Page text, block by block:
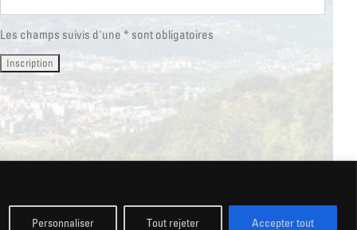
Personnaliser Tout rejeter Accepter tout
Les champs suivis d'une * sont obligatoires